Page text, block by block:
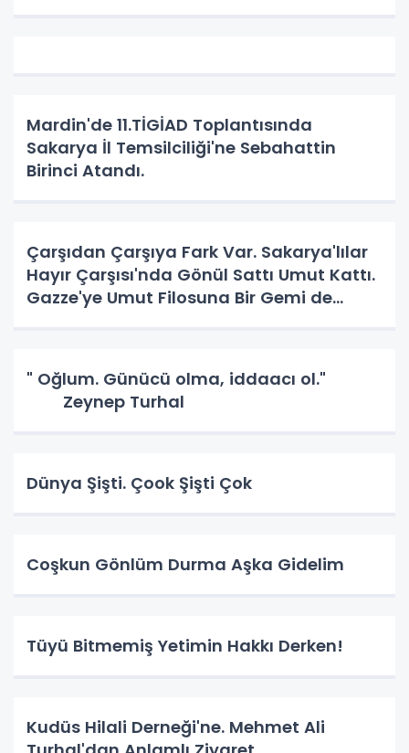
Mardin'de 11.TİGİAD Toplantısında
Sakarya İl Temsilciliği'ne Sebahattin
Birinci Atandı.
Çarşıdan Çarşıya Fark Var. Sakarya'lılar
Hayır Çarşısı'nda Gönül Sattı Umut Kattı.
Gazze'ye Umut Filosuna Bir Gemi de
" Oğlum. Günücü olma, iddaacı ol."
Zeynep Turhal
Dünya Şişti. Çook Şişti Çok
Coşkun Gönlüm Durma Aşka Gidelim
Tüyü Bitmemiş Yetimin Hakkı Derken!
Kudüs Hilali Derneği'ne. Mehmet Ali